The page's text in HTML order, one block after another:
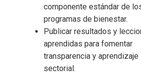
componente estándar de
programas de bienestar.
Publicar resultados y
aprendidas para fomentar
transparencia y aprendizaje
sectorial.